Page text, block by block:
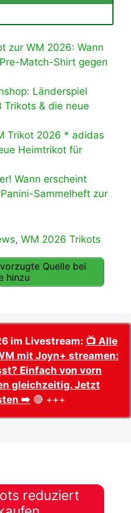
zur WM 2026: Wann
Match-Shirt gegen
Länderspiel
Trikots & die neue
Trikot 2026 * adidas
Heimtrikot für
Wann erscheint
Sammelheft zur
,WM 2026 Trikots
Quelle bei
hinzu
im Livestream: 📺 Alle
mit Joyn+ streamen:
Einfach von vorn
gleichzeitig. Jetzt
➡️ 🔴 +++
reduziert